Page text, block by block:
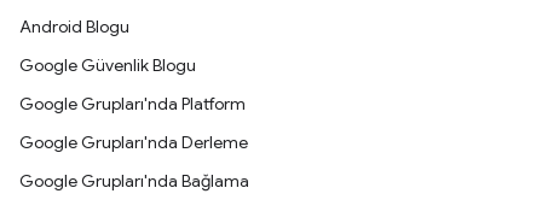
Android Blogu
Google Güvenlik Blogu
Google Grupları'nda Platform
Google Grupları'nda Derleme
Google Grupları'nda Bağlama